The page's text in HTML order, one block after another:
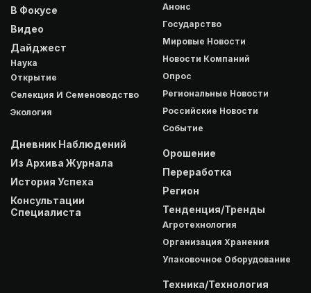
В Фокусе
Видео
Дайджест
Наука
Открытие
Селекция И Семеноводство
Экология
Дневник Наблюдений
Из Архива Журнала
История Успеха
Консультации
Специалиста
Анонс
Государство
Мировые Новости
Новости Компаний
Опрос
Региональные Новости
Российские Новости
Событие
Орошение
Переработка
Регион
Тенденция/Тренды
Агротехнология
Организация Хранения
Упаковочное Оборудование
Техника/Технология